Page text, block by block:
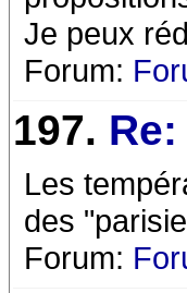
Je peux
Forum:
197.
Les
des
Forum: